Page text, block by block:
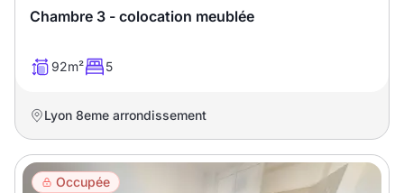
Chambre 3 - colocation meublée
92m² 5
Lyon 8eme arrondissement
Occupée